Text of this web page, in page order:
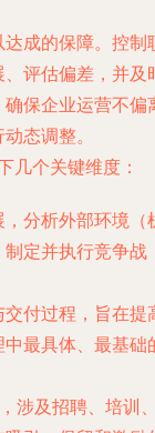
达成的保障。控制
评估偏差，并及
保企业运营不偏
态调整。
几个关键维度：
，分析外部环境（
定并执行竞争战
交付过程，旨在提
最具体、最基础
涉及招聘、培训